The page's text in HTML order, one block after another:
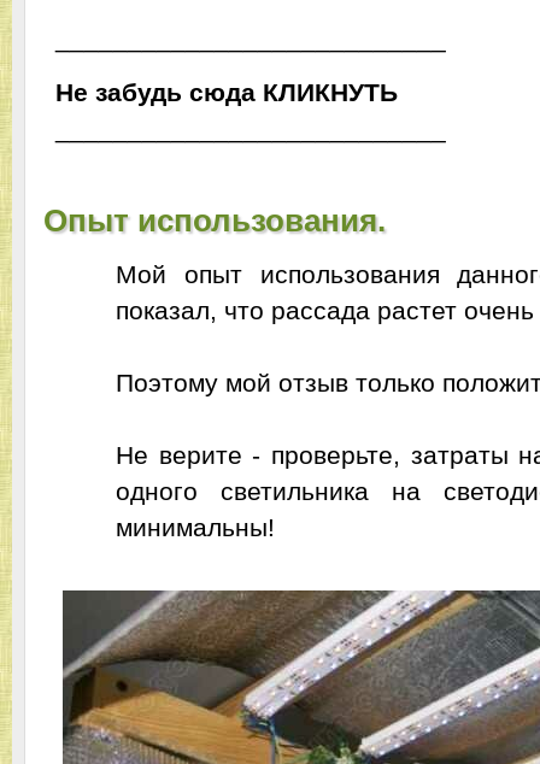
Не забудь сюда ЬТУНКИЛК
Опыт использования.
Мой опыт использования
показал, что рассада растет
Поэтому мой отзыв только
Не верите - проверьте, затраты
одного светильника на
минимальны!